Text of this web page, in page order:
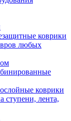
коврики
любых
коврики
ступени, лента,